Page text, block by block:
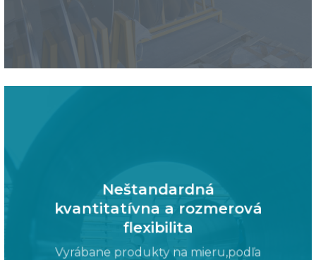
Neštandardná
kvantitatívna a rozmerová
flexibilita
Vyrábane produkty na mieru,podľa